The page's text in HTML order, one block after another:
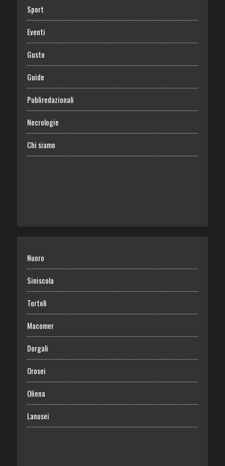
Sport
Eventi
Gusto
Guide
Publiredazionali
Necrologie
Chi siamo
Nuoro
Siniscola
Tortolì
Macomer
Dorgali
Orosei
Oliena
Lanusei